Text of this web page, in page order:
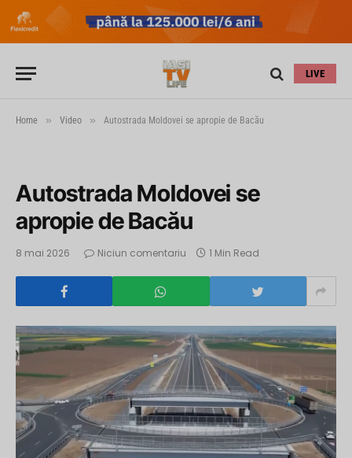
LIVE
Home » Video » Autostrada Moldovei se apropie de Bacău
Autostrada Moldovei se
apropie de Bacău
8 mai 2026 Niciun comentariu 1 Min Read